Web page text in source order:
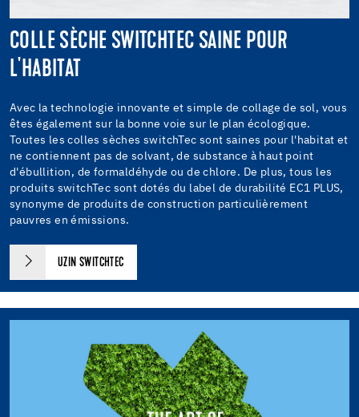
COLLE SÈCHE SWITCHTEC SAINE POUR
L'HABITAT
Avec la technologie innovante et simple de collage de sol, vous
êtes également sur la bonne voie sur le plan écologique.
Toutes les colles sèches switchTec sont saines pour l'habitat et
ne contiennent pas de solvant, de substance à haut point
d'ébullition, de formaldéhyde ou de chlore. De plus, tous les
produits switchTec sont dotés du label de durabilité EC1 PLUS,
synonyme de produits de construction particulièrement
pauvres en émissions.
UZIN SWITCHTEC